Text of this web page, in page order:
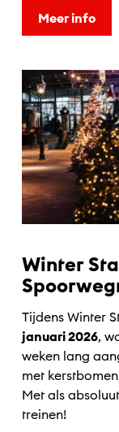
Meer info
Winter
Tijdens Winter
januari 2026,
weken lang
met
Met als
treinen!